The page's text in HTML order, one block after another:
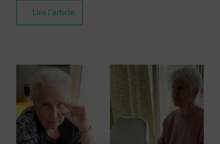
Lire l'article